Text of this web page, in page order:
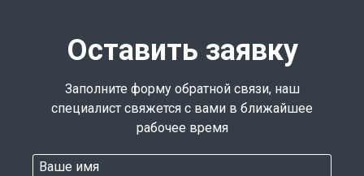
Оставить заявку
Заполните форму обратной связи, наш
специалист свяжется с вами в ближайшее
рабочее время